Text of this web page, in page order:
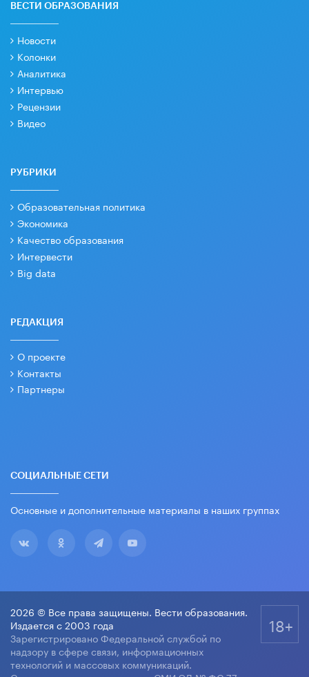
ВЕСТИ ОБРАЗОВАНИЯ
Новости
Колонки
Аналитика
Интервью
Рецензии
Видео
РУБРИКИ
Образовательная политика
Экономика
Качество образования
Интервести
Big data
РЕДАКЦИЯ
О проекте
Контакты
Партнеры
СОЦИАЛЬНЫЕ СЕТИ
Основные и дополнительные материалы в наших группах
2026 © Все права защищены. Вести образования.
Издается с 2003 года
Зарегистрировано Федеральной службой по
надзору в сфере связи, информационных
технологий и массовых коммуникаций.
18+